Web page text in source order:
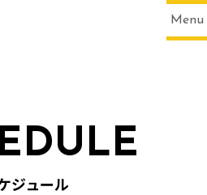
Menu
ジュール